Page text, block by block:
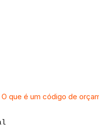
O que é um código de